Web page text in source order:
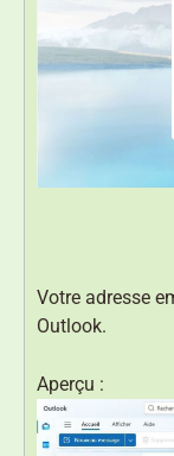
Votre adresse
Outlook.
Aperçu :